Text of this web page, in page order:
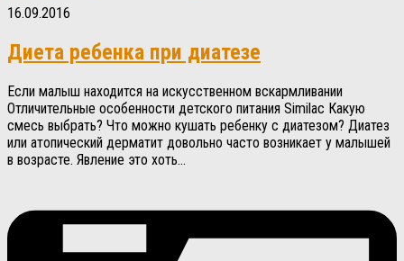
16.09.2016
Диета ребенка при диатезе
Если малыш находится на искусственном вскармливании
Отличительные особенности детского питания Similac Какую
смесь выбрать? Что можно кушать ребенку с диатезом? Диатез
или атопический дерматит довольно часто возникает у малышей
в возрасте. Явление это хоть...